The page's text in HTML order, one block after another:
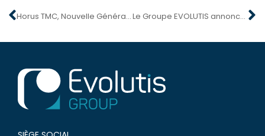
Horus TMC, Nouvelle Génération. Mise en avant lors du « Cours de Chirurgie de la Main 2023 », à Paris Le Groupe EVOLUTIS annonce l’entrée d’un nouveau fonds à son capital : une étape prometteuse pour l’entreprise.